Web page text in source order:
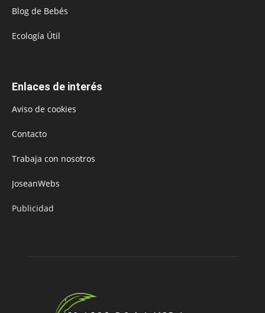
Blog de Bebés
Ecología Útil
Enlaces de interés
Aviso de cookies
Contacto
Trabaja con nosotros
JoseanWebs
Publicidad